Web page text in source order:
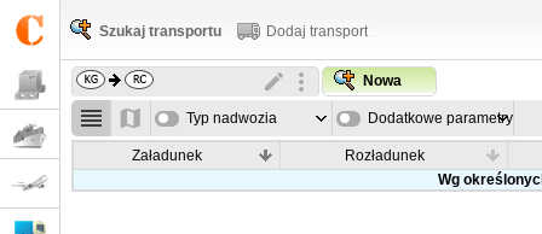
Szukaj transportu Dodaj transport
Nowa
Typ nadwozia Dodatkowe parametry
Załadunek
Rozładunek
Wg